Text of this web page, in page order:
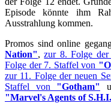
Episode könnte ihm
Ausstrahlung kommen.
Promos sind online
Nation",zur 8. Folge
Folge der 7. Staffel von
zur 11. Folge der neuen
Staffel von "Gotham"
"Marvel's Agents of